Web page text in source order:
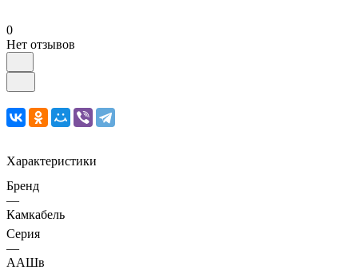
0
Нет отзывов
Характеристики
Бренд
—
Камкабель
Серия
—
ААШв